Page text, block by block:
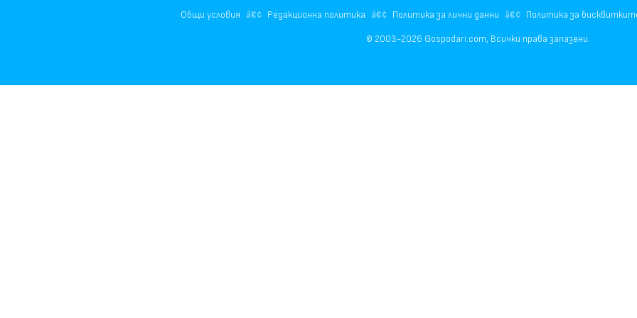
Общи условия Редакционна политика Политика за лични данни Политика за
© 2003-2026 Gospodari.com, Всички права запазени.